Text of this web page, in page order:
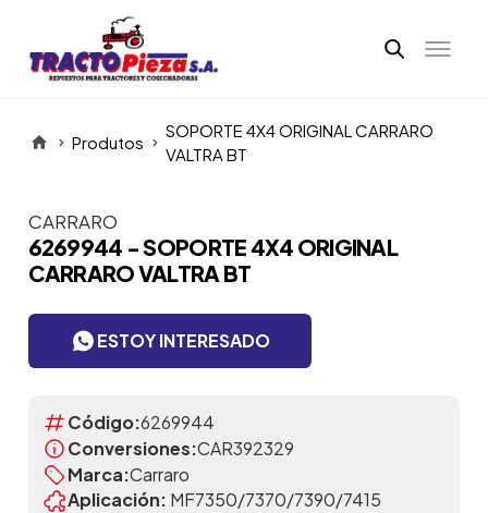
Produtos
SOPORTE 4X4 ORIGINAL CARRARO
VALTRA BT
Itens da Galeria
CARRARO
6269944 - SOPORTE 4X4 ORIGINAL
CARRARO VALTRA BT
ESTOY INTERESADO
Código:6269944
Conversiones:CAR392329
Marca:Carraro
Aplicación: MF7350/7370/7390/7415